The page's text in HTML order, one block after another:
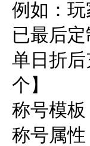
例如：
已最后
单日折
个】
称号模
称号属性